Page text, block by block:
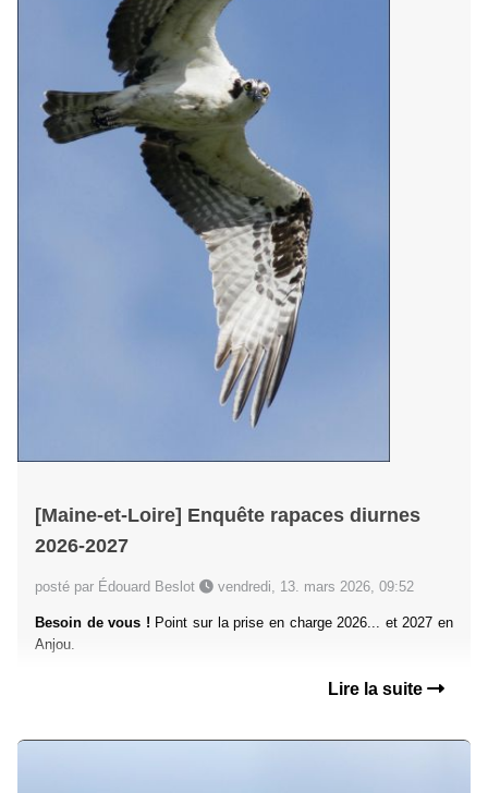
[Maine-et-Loire] Enquête rapaces diurnes
2026-2027
posté par Édouard Beslot vendredi, 13. mars 2026, 09:52
Besoin de vous ! Point sur la prise en charge 2026... et 2027 en
Anjou.
Lire la suite